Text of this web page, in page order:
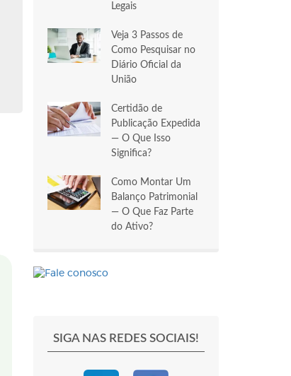
Legais
Veja 3 Passos de
Como Pesquisar no
Diário Oficial da
União
Certidão de
Publicação Expedida
— O Que Isso
Significa?
Como Montar Um
Balanço Patrimonial
— O Que Faz Parte
do Ativo?
SIGA NAS REDES SOCIAIS!